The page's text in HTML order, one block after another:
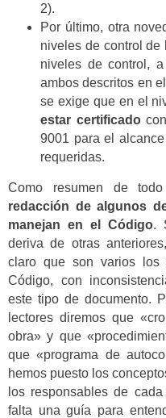
2).
Por último, otra
niveles de control de
niveles de control,
ambos descritos en
se exige que en el
estar certificado
9001 para el
requeridas.
Como resumen de
redacción de algunos
manejan en el Código.
deriva de otras
claro que son varios los
Código, con
este tipo de documento.
lectores diremos que
obra» y que
que «programa de
hemos puesto los
los responsables de
falta una guía para